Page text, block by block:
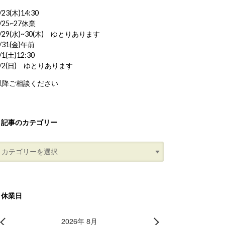
23(木)14:30
25~27休業
29(水)~30(木) ゆとりあります
金)午前
土)12:30
日) ゆとりあります
降ご相談ください
記事のカテゴリー
休業日
2026年 8月